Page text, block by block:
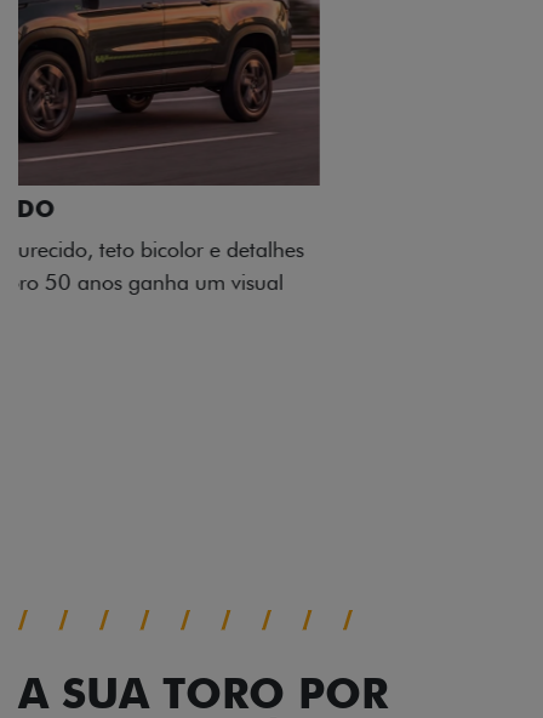
ADESIVOS ESTILIZADOS
Os adesivos aplicados no capô e nas laterais
reforçam a identidade única dessa edição para lá de
TODOS OS ÂNGULOS